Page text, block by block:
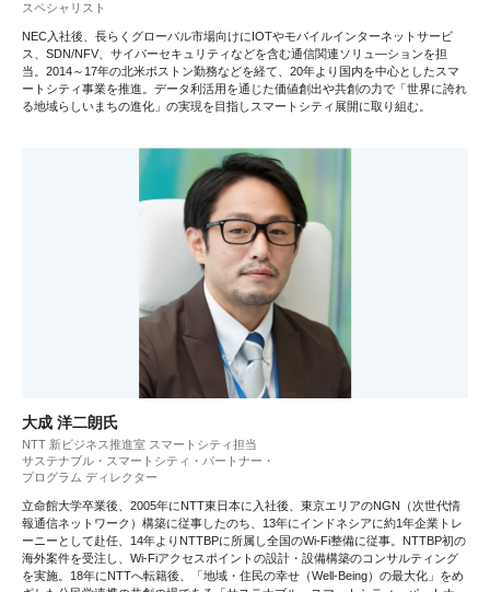
スペシャリスト
NEC入社後、長らくグローバル市場向けにIOTやモバイルインターネットサービ
ス、SDN/NFV、サイバーセキュリティなどを含む通信関連ソリュ―ションを担
当。2014～17年の北米ボストン勤務などを経て、20年より国内を中心としたスマ
ートシティ事業を推進。データ利活用を通じた価値創出や共創の力で「世界に誇れ
る地域らしいまちの進化」の実現を目指しスマートシティ展開に取り組む。
大成 洋二朗氏
NTT 新ビジネス推進室 スマートシティ担当
サステナブル・スマートシティ・パートナー・
プログラム ディレクター
立命館大学卒業後、2005年にNTT東日本に入社後、東京エリアのNGN（次世代情
報通信ネットワーク）構築に従事したのち、13年にインドネシアに約1年企業トレ
ーニーとして赴任、14年よりNTTBPに所属し全国のWi-Fi整備に従事。NTTBP初の
海外案件を受注し、Wi-Fiアクセスポイントの設計・設備構築のコンサルティング
を実施。18年にNTTへ転籍後、「地域・住民の幸せ（Well-Being）の最大化」をめ